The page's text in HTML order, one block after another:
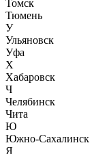
Томск
Тюмень
У
Ульяновск
Уфа
Х
Хабаровск
Ч
Челябинск
Чита
Ю
Южно-Сахалинск
Я